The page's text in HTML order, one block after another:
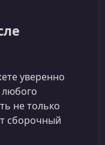
уверенно
любого
не только
сборочный